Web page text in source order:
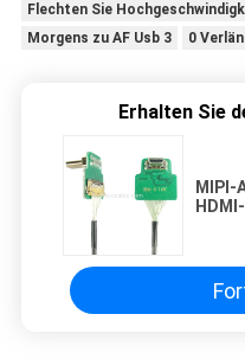
Flechten Sie
Morgens zu AF Usb 3
0
Erhalten Sie
MIPI-